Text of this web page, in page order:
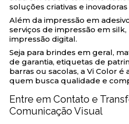
soluções criativas e
Além da impressão em
serviços de impressão em
impressão digital.
Seja para brindes em geral,
de garantia, etiquetas de
barras ou sacolas, a Vi Color é
quem busca qualidade e
Entre em Contato e
Comunicação Visual